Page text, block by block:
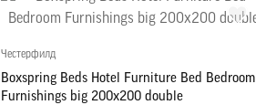
Честерфилд
Boxspring Beds Hotel Furniture Bed Bedroom
Furnishings big 200x200 double